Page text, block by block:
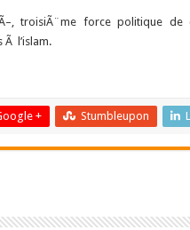
troisiÃ¨me force politique de
l’islam.
+ Stumbleupon